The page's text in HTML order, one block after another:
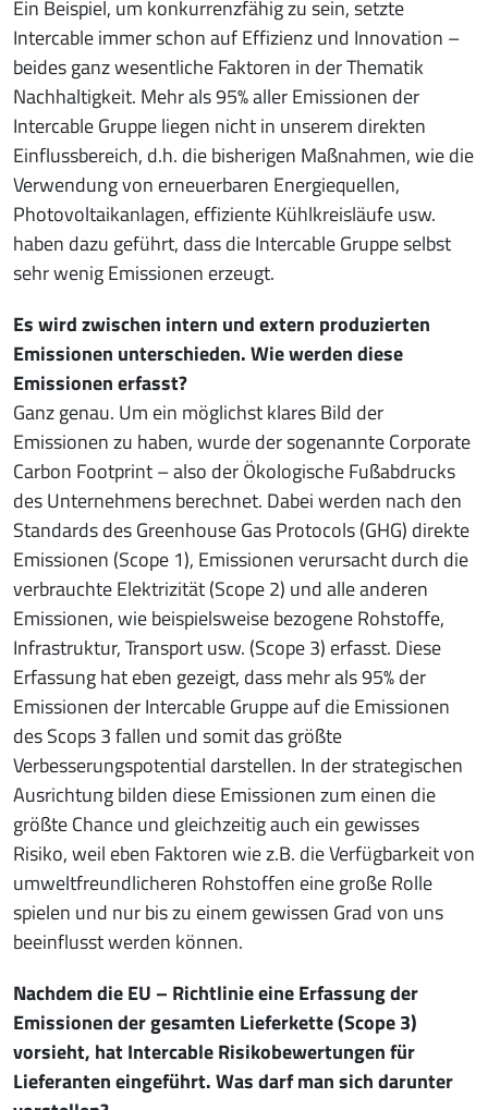
Ein Beispiel, um konkurrenzfähig zu sein, setzte
Intercable immer schon auf Effizienz und Innovation –
beides ganz wesentliche Faktoren in der Thematik
Nachhaltigkeit. Mehr als 95% aller Emissionen der
Intercable Gruppe liegen nicht in unserem direkten
Einflussbereich, d.h. die bisherigen Maßnahmen, wie die
Verwendung von erneuerbaren Energiequellen,
Photovoltaikanlagen, effiziente Kühlkreisläufe usw.
haben dazu geführt, dass die Intercable Gruppe selbst
sehr wenig Emissionen erzeugt.
Es wird zwischen intern und extern produzierten
Emissionen unterschieden. Wie werden diese
Emissionen erfasst?
Ganz genau. Um ein möglichst klares Bild der
Emissionen zu haben, wurde der sogenannte Corporate
Carbon Footprint – also der Ökologische Fußabdrucks
des Unternehmens berechnet. Dabei werden nach den
Standards des Greenhouse Gas Protocols (GHG) direkte
Emissionen (Scope 1), Emissionen verursacht durch die
verbrauchte Elektrizität (Scope 2) und alle anderen
Emissionen, wie beispielsweise bezogene Rohstoffe,
Infrastruktur, Transport usw. (Scope 3) erfasst. Diese
Erfassung hat eben gezeigt, dass mehr als 95% der
Emissionen der Intercable Gruppe auf die Emissionen
des Scops 3 fallen und somit das größte
Verbesserungspotential darstellen. In der strategischen
Ausrichtung bilden diese Emissionen zum einen die
größte Chance und gleichzeitig auch ein gewisses
Risiko, weil eben Faktoren wie z.B. die Verfügbarkeit von
umweltfreundlicheren Rohstoffen eine große Rolle
spielen und nur bis zu einem gewissen Grad von uns
beeinflusst werden können.
Nachdem die EU – Richtlinie eine Erfassung der
Emissionen der gesamten Lieferkette (Scope 3)
vorsieht, hat Intercable Risikobewertungen für
Lieferanten eingeführt. Was darf man sich darunter